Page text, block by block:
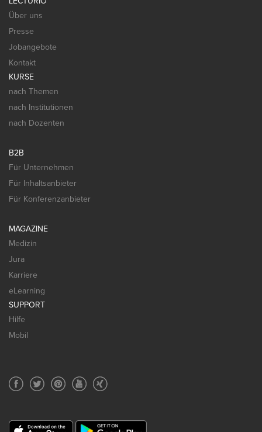
Über uns
Presse
Jobangebote
Kontakt
KURSE
nach Themen
nach Institutionen
nach Dozenten
B2B
Für Unternehmen
Für Inhaltsanbieter
Für Konferenzanbieter
MAGAZINE
Medizin
Jura
Karriere
eLearning
SUPPORT
Hilfe
Mobil